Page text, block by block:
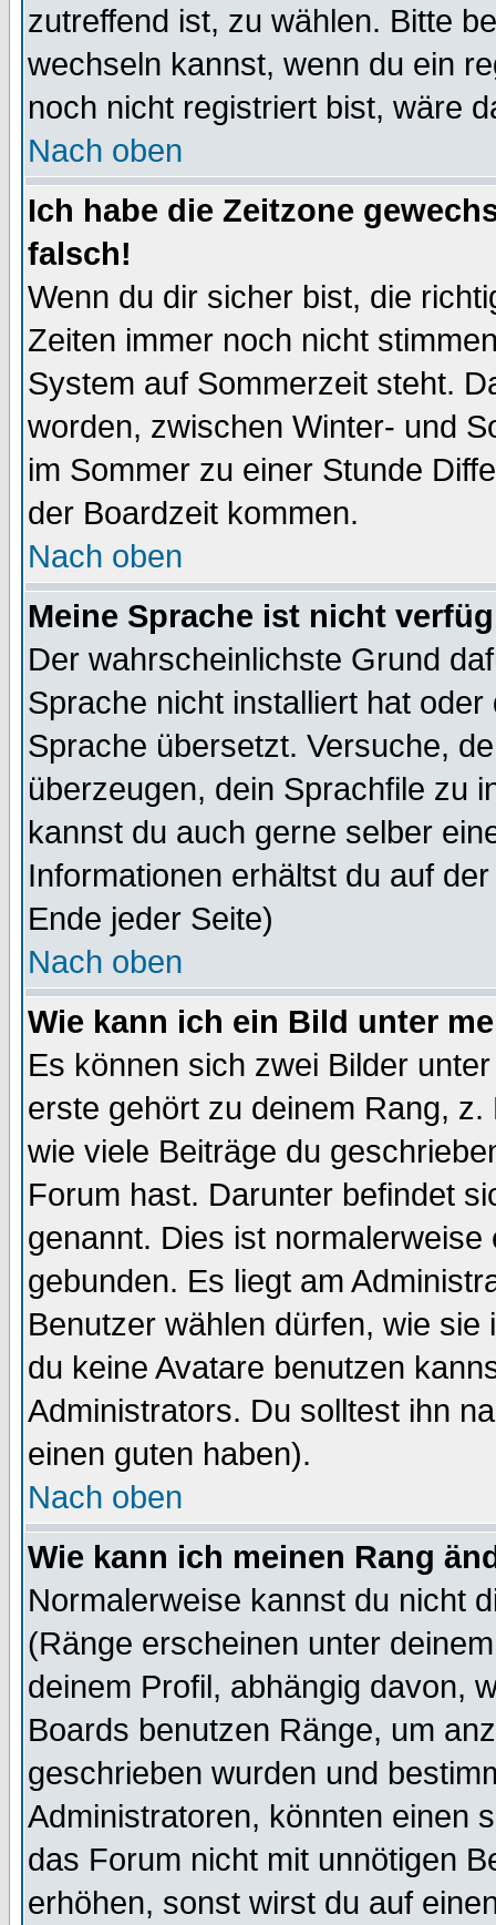
zutreffend ist, zu wählen. Bitte
wechseln kannst, wenn du ein
noch nicht registriert bist, wäre
Nach oben
Ich habe die Zeitzone
falsch!
Wenn du dir sicher bist, die
Zeiten immer noch nicht
System auf Sommerzeit steht.
worden, zwischen Winter- und
im Sommer zu einer Stunde
der Boardzeit kommen.
Nach oben
Meine Sprache ist nicht
Der wahrscheinlichste Grund
Sprache nicht installiert hat
Sprache übersetzt. Versuche,
überzeugen, dein Sprachfile zu
kannst du auch gerne selber
Informationen erhältst du auf
Ende jeder Seite)
Nach oben
Wie kann ich ein Bild unter
Es können sich zwei Bilder
erste gehört zu deinem Rang,
wie viele Beiträge du
Forum hast. Darunter befindet
genannt. Dies ist
gebunden. Es liegt am
Benutzer wählen dürfen, wie
du keine Avatare benutzen
Administrators. Du solltest ihn
einen guten haben).
Nach oben
Wie kann ich meinen Rang
Normalerweise kannst du nicht
(Ränge erscheinen unter
deinem Profil, abhängig davon,
Boards benutzen Ränge, um
geschrieben wurden und
Administratoren, könnten einen
das Forum nicht mit unnötigen
erhöhen, sonst wirst du auf